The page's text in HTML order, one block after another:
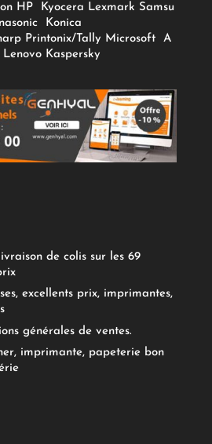
HP Kyocera Lexmark Samsu
Konica
Printonix/Tally Microsoft
A
Lenovo Kaspersky
de colis sur les 69
excellents prix, imprimantes,
générales de ventes.
imprimante, papeterie bon